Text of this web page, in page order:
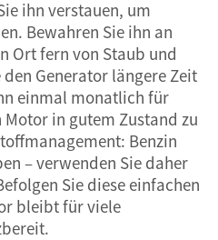
ihn verstauen, um
Bewahren Sie ihn an
Ort fern von Staub und
Generator längere Zeit
einmal monatlich für
in gutem Zustand zu
Benzin
– verwenden Sie daher
Sie diese einfachen
bleibt für viele